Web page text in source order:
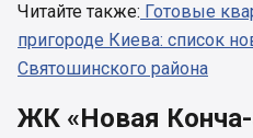
Читайте также: Готовые
пригороде Киева: список
Святошинского района
ЖК «Новая